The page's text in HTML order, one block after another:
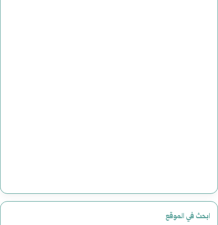
ابحث في الموقع